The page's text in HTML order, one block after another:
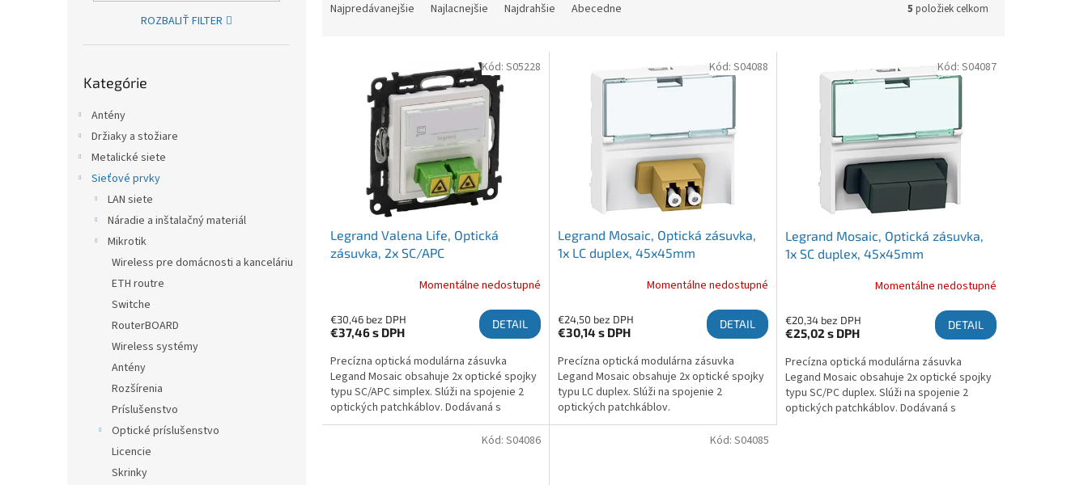
ROZBALIŤ FILTER
Kategórie
Antény
Držiaky a stožiare
Metalické siete
Sieťové prvky
LAN siete
Náradie a inštalačný materiál
Mikrotik
Wireless pre domácnosti a kanceláriu
ETH routre
Switche
RouterBOARD
Wireless systémy
Antény
Rozšírenia
Príslušenstvo
Optické príslušenstvo
Licencie
Skrinky
Najpredávanejšie Najlacnejšie Najdrahšie Abecedne 5 položiek celkom
Legrand Valena Life, Optická
zásuvka, 2x SC/APC
Momentálne nedostupné
€30,46 bez DPH
€37,46s DPH
DETAIL
Precízna optická modulárna zásuvka
Legand Mosaic obsahuje 2x optické spojky
typu SC/APC simplex. Slúži na spojenie 2
optických patchkáblov. Dodávaná s
ochrannými záslepkami.
Kód: S05228
Legrand Mosaic, Optická zásuvka,
1x LC duplex, 45x45mm
Momentálne nedostupné
€24,50 bez DPH
€30,14 s DPH
DETAIL
Precízna optická modulárna zásuvka
Legand Mosaic obsahuje 2x optické spojky
typu LC duplex. Slúži na spojenie 2
optických patchkáblov.
Kód: S04088
Legrand Mosaic, Optická zásuvka,
1x SC duplex, 45x45mm
Momentálne nedostupné
€20,34 bez DPH
€25,02 s DPH
DETAIL
Precízna optická modulárna zásuvka
Legand Mosaic obsahuje 2x optické spojky
typu SC/PC duplex. Slúži na spojenie 2
optických patchkáblov. Dodávaná s
Kód: S04087
Kód: S04086 Kód: S04085